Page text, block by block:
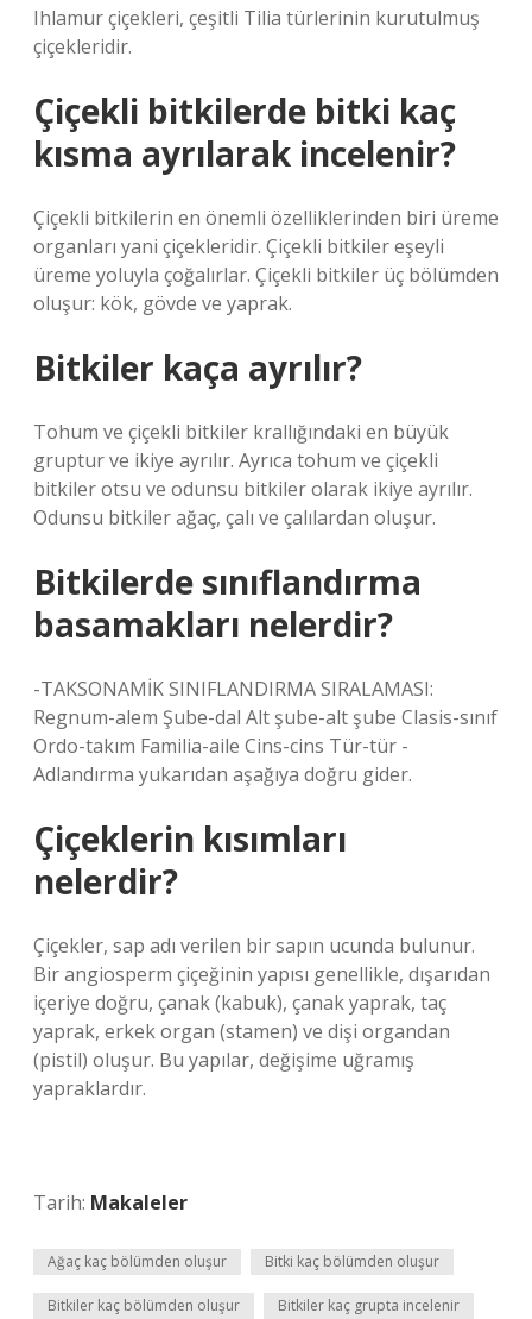
Ihlamur çiçekleri, çeşitli Tilia türlerinin kurutulmuş
çiçekleridir.
Çiçekli bitkilerde bitki kaç
kısma ayrılarak incelenir?
Çiçekli bitkilerin en önemli özelliklerinden biri üreme
organları yani çiçekleridir. Çiçekli bitkiler eşeyli
üreme yoluyla çoğalırlar. Çiçekli bitkiler üç bölümden
oluşur: kök, gövde ve yaprak.
Bitkiler kaça ayrılır?
Tohum ve çiçekli bitkiler krallığındaki en büyük
gruptur ve ikiye ayrılır. Ayrıca tohum ve çiçekli
bitkiler otsu ve odunsu bitkiler olarak ikiye ayrılır.
Odunsu bitkiler ağaç, çalı ve çalılardan oluşur.
Bitkilerde sınıflandırma
basamakları nelerdir?
-TAKSONAMİK SINIFLANDIRMA SIRALAMASI:
Regnum-alem Şube-dal Alt şube-alt şube Clasis-sınıf
Ordo-takım Familia-aile Cins-cins Tür-tür -
Adlandırma yukarıdan aşağıya doğru gider.
Çiçeklerin kısımları
nelerdir?
Çiçekler, sap adı verilen bir sapın ucunda bulunur.
Bir angiosperm çiçeğinin yapısı genellikle, dışarıdan
içeriye doğru, çanak (kabuk), çanak yaprak, taç
yaprak, erkek organ (stamen) ve dişi organdan
(pistil) oluşur. Bu yapılar, değişime uğramış
yapraklardır.
Tarih: Makaleler
Ağaç kaç bölümden oluşur Bitki kaç bölümden oluşur
Bitkiler kaç bölümden oluşur Bitkiler kaç grupta incelenir